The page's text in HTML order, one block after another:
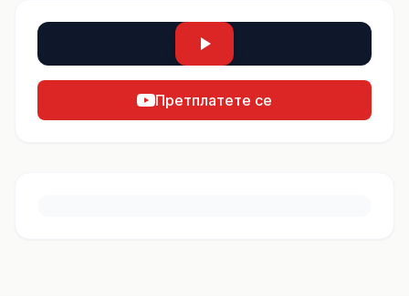
Претплатете се